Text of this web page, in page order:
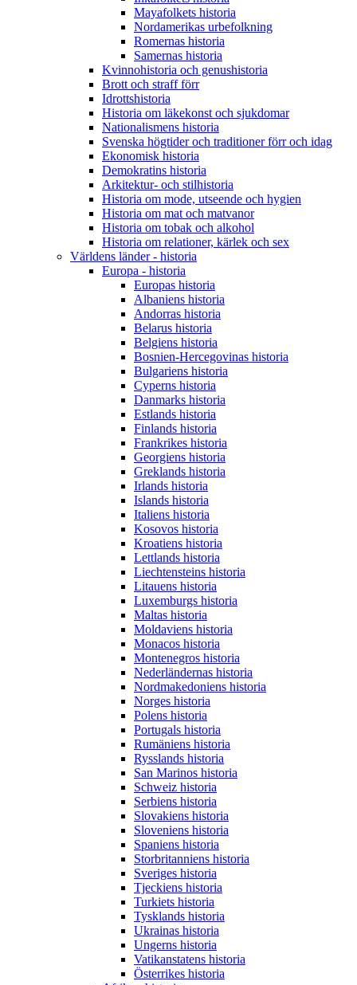
Mayafolkets historia
Nordamerikas urbefolkning
Romernas historia
Samernas historia
Kvinnohistoria och genushistoria
Brott och straff förr
Idrottshistoria
Historia om läkekonst och sjukdomar
Nationalismens historia
Svenska högtider och traditioner förr och idag
Ekonomisk historia
Demokratins historia
Arkitektur- och stilhistoria
Historia om mode, utseende och hygien
Historia om mat och matvanor
Historia om tobak och alkohol
Historia om relationer, kärlek och sex
Världens länder - historia
Europa - historia
Europas historia
Albaniens historia
Andorras historia
Belarus historia
Belgiens historia
Bosnien-Hercegovinas historia
Bulgariens historia
Cyperns historia
Danmarks historia
Estlands historia
Finlands historia
Frankrikes historia
Georgiens historia
Greklands historia
Irlands historia
Islands historia
Italiens historia
Kosovos historia
Kroatiens historia
Lettlands historia
Liechtensteins historia
Litauens historia
Luxemburgs historia
Maltas historia
Moldaviens historia
Monacos historia
Montenegros historia
Nederländernas historia
Nordmakedoniens historia
Norges historia
Polens historia
Portugals historia
Rumäniens historia
Rysslands historia
San Marinos historia
Schweiz historia
Serbiens historia
Slovakiens historia
Sloveniens historia
Spaniens historia
Storbritanniens historia
Sveriges historia
Tjeckiens historia
Turkiets historia
Tysklands historia
Ukrainas historia
Ungerns historia
Vatikanstatens historia
Österrikes historia